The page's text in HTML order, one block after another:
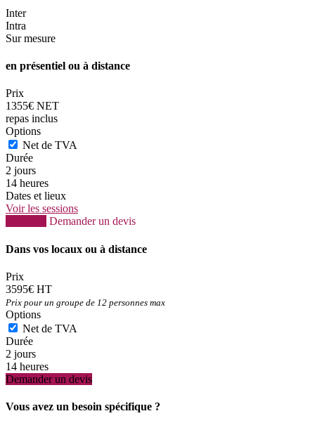
Inter
Intra
Sur mesure
en présentiel ou à distance
Prix
1355€ NET
repas inclus
Options
Net de TVA
Durée
2 jours
14 heures
Dates et lieux
Voir les sessions
Demander un devis
Dans vos locaux ou à distance
Prix
3595€ HT
Prix pour un groupe de 12 personnes max
Options
Net de TVA
Durée
2 jours
14 heures
Demander un devis
Vous avez un besoin spécifique ?